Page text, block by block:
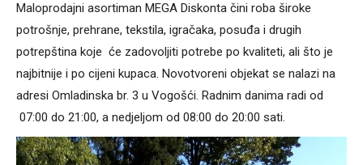
Maloprodajni asortiman MEGA Diskonta čini roba široke
potrošnje, prehrane, tekstila, igračaka, posuđa i drugih
potrepština koje će zadovoljiti potrebe po kvaliteti, ali što je
najbitnije i po cijeni kupaca. Novotvoreni objekat se nalazi na
adresi Omladinska br. 3 u Vogošći. Radnim danima radi od
07:00 do 21:00, a nedjeljom od 08:00 do 20:00 sati.